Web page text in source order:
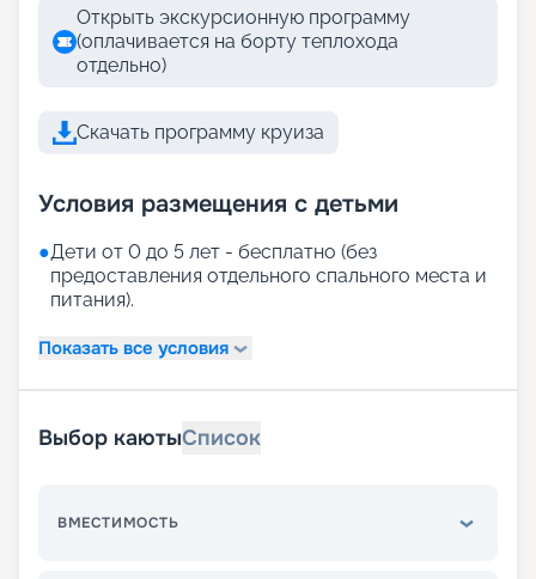
Открыть экскурсионную программу
(оплачивается на борту теплохода
отдельно)
Скачать программу круиза
Условия размещения с детьми
●Дети от 0 до 5 лет - бесплатно (без
предоставления отдельного спального места и
питания).
Показать все условия
Выбор каютыСписок
ВМЕСТИМОСТЬ